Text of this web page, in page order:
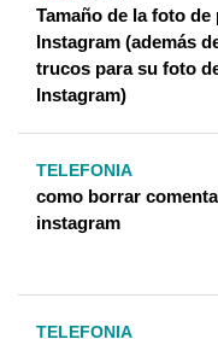
Tamaño de la foto de
Instagram (además
trucos para su foto
Instagram)
TELEFONIA
como borrar
instagram
TELEFONIA